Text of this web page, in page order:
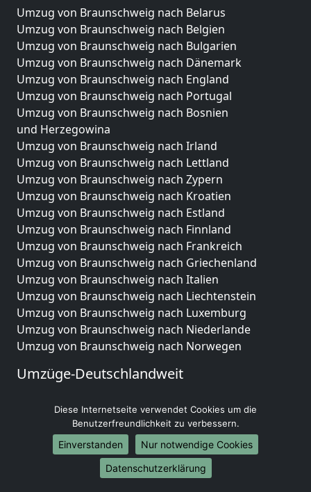
Umzug von Braunschweig nach Belarus
Umzug von Braunschweig nach Belgien
Umzug von Braunschweig nach Bulgarien
Umzug von Braunschweig nach Dänemark
Umzug von Braunschweig nach England
Umzug von Braunschweig nach Portugal
Umzug von Braunschweig nach Bosnien
und Herzegowina
Umzug von Braunschweig nach Irland
Umzug von Braunschweig nach Lettland
Umzug von Braunschweig nach Zypern
Umzug von Braunschweig nach Kroatien
Umzug von Braunschweig nach Estland
Umzug von Braunschweig nach Finnland
Umzug von Braunschweig nach Frankreich
Umzug von Braunschweig nach Griechenland
Umzug von Braunschweig nach Italien
Umzug von Braunschweig nach Liechtenstein
Umzug von Braunschweig nach Luxemburg
Umzug von Braunschweig nach Niederlande
Umzug von Braunschweig nach Norwegen
Umzüge-Deutschlandweit
Umzug von Braunschweig nach Hamburg
Umzug von Braunschweig nach München
Umzug von Braunschweig nach Köln
Umzug von Braunschweig nach Frankfurt am Main
Umzug von Braunschweig nach Stuttgart
Diese Internetseite verwendet Cookies um die
Benutzerfreundlichkeit zu verbessern.
Einverstanden
Nur notwendige Cookies
Datenschutzerklärung